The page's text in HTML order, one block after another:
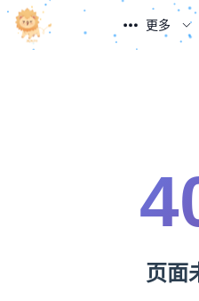
更多
页面